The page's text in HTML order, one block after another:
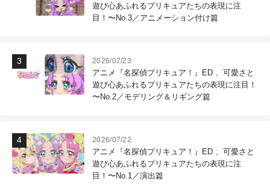
遊び心あふれるプリキュアたちの表現に注
目！〜No.3／アニメーション付け篇
2026/07/23
アニメ『名探偵プリキュア！』ED 、可愛さと
遊び心あふれるプリキュアたちの表現に注目！
〜No.2／モデリング＆リギング篇
2026/07/22
アニメ『名探偵プリキュア！』ED 、可愛さと
遊び心あふれるプリキュアたちの表現に注
目！〜No.1／演出篇